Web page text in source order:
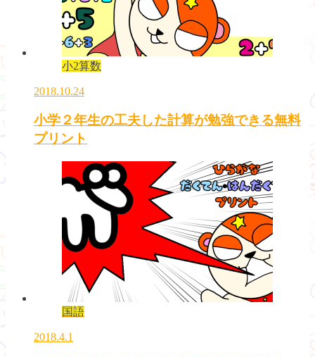
小2算数
2018.10.24
小学２年生の工夫した計算が勉強できる無料
プリント
国語
2018.4.1